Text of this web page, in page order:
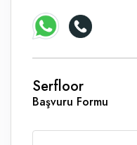
Serfloor
Başvuru Formu